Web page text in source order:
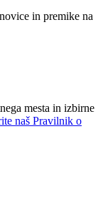
in premike na
mesta in izbirne
naš Pravilnik o